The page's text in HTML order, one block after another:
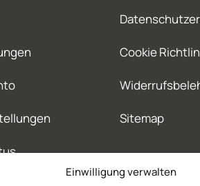
Einwilligung verwalten
Cookie
Sitemap